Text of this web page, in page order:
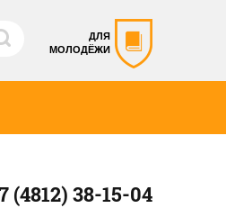
ДЛЯ
МОЛОДЁЖИ
(4812) 38-15-04